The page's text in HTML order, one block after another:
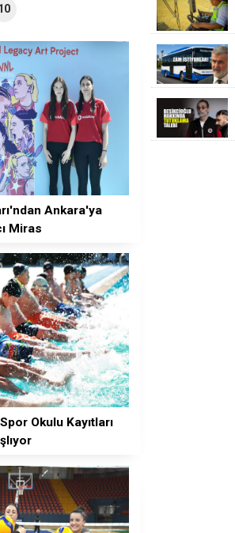
Ankara'ya
Miras
Okulu Kayıtları